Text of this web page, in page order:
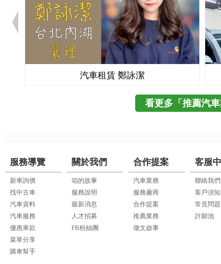
汽車租賃 鄭詠潔
看更多「推薦汽
服務導覽
新車詢價
找中古車
汽車資料
汽車服務
優惠車款
菜單分享
購車幫手
關於我們
咱的故事
服務說明
最新消息
人才招募
FB粉絲團
合作提案
汽車業務
服務廠商
合作提案
推薦業務
徵文啟事
客服
聯絡我們
客戶須知
常見問題
許願池